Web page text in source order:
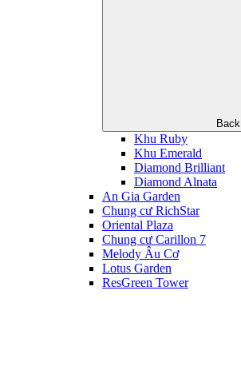
Back
Khu Ruby
Khu Emerald
Diamond Brilliant
Diamond Alnata
An Gia Garden
Chung cư RichStar
Oriental Plaza
Chung cư Carillon 7
Melody Âu Cơ
Lotus Garden
ResGreen Tower